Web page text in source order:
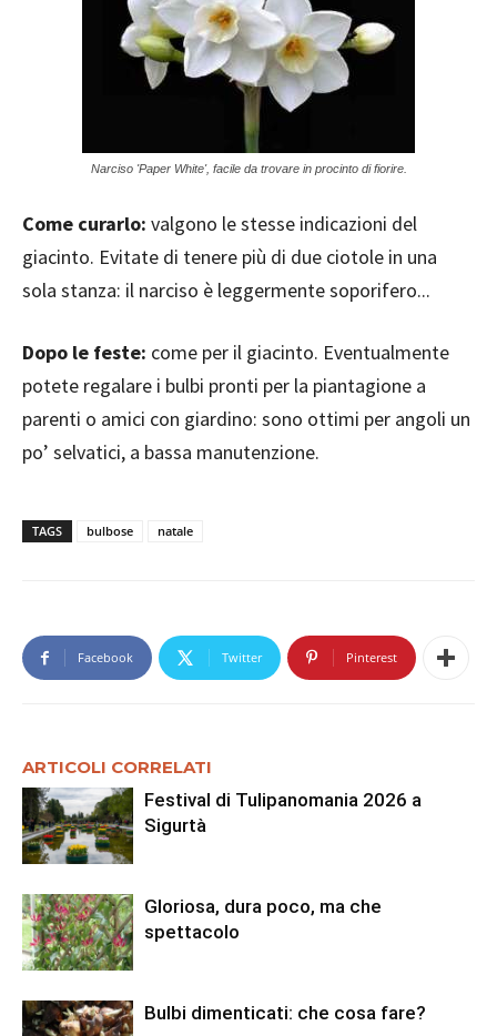
Narciso 'Paper White', facile da trovare in procinto di fiorire.
Come curarlo: valgono le stesse indicazioni del
giacinto. Evitate di tenere più di due ciotole in una
sola stanza: il narciso è leggermente soporifero...
Dopo le feste: come per il giacinto. Eventualmente
potete regalare i bulbi pronti per la piantagione a
parenti o amici con giardino: sono ottimi per angoli un
po’ selvatici, a bassa manutenzione.
TAGS bulbose natale
Facebook Twitter Pinterest
ARTICOLI CORRELATI
Festival di Tulipanomania 2026 a
Sigurtà
Gloriosa, dura poco, ma che
spettacolo
Bulbi dimenticati: che cosa fare?